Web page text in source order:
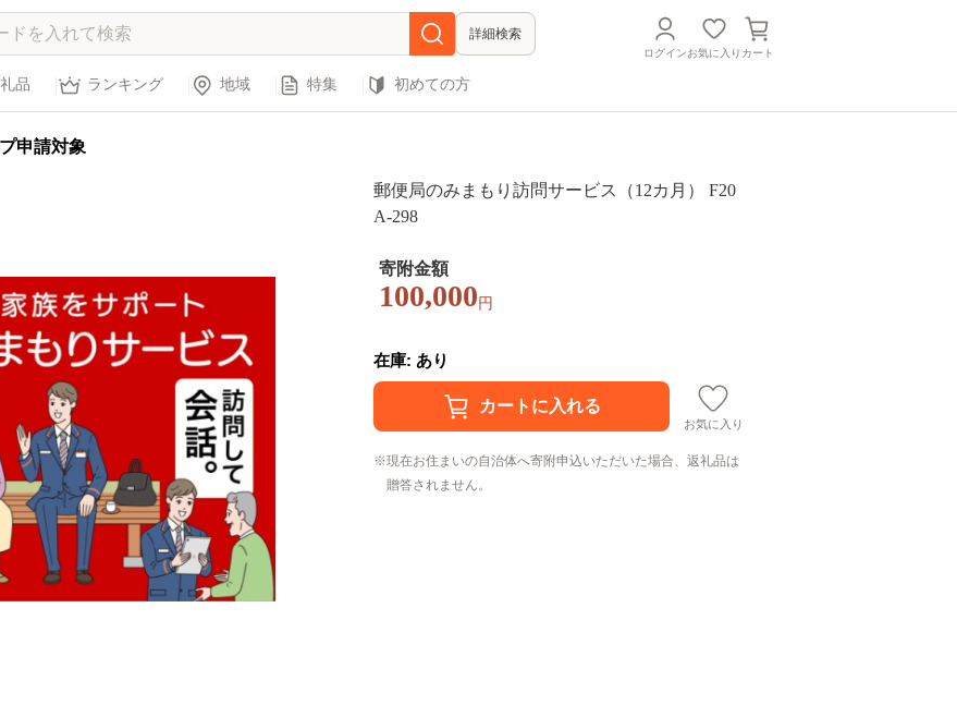
詳細検索
ログインお気に入り カート
品 ランキング 地域 特集 初めての方
申請対象
郵便局のみまもり訪問サービス（12カ月） F20
A-298
寄附金額
100,000 円
在庫: あり
お気に入り
現在お住まいの自治体へ寄附申込いただいた場合、返礼品は
贈答されません。